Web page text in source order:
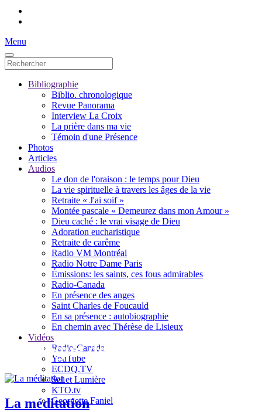
Menu
Bibliographie
Biblio. chronologique
Revue Panorama
Interview La Croix
La prière dans ma vie
Témoin d'une Présence
Photos
Articles
Audios
Le don de l'oraison : le temps pour Dieu
La vie spirituelle à travers les âges de la vie
Retraite « J'ai soif »
Montée pascale « Demeurez dans mon Amour »
Dieu caché : le vrai visage de Dieu
Adoration eucharistique
Retraite de carême
Radio VM Montréal
Radio Notre Dame Paris
Émissions: les saints, ces fous admirables
Radio-Canada
En présence des anges
Saint Charles de Foucauld
En sa présence : autobiographie
En chemin avec Thérèse de Lisieux
Vidéos
Radio-Canada
YouTube
ECDQ.TV
Sel et Lumière
KTO.tv
Georgette Faniel
Le blogue de Jacques Gauthier
La méditation